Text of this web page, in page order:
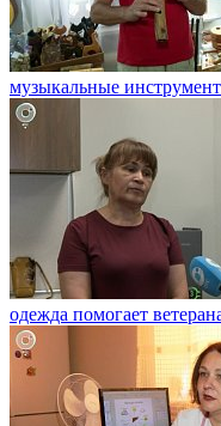
музыкальные
одежда помогает